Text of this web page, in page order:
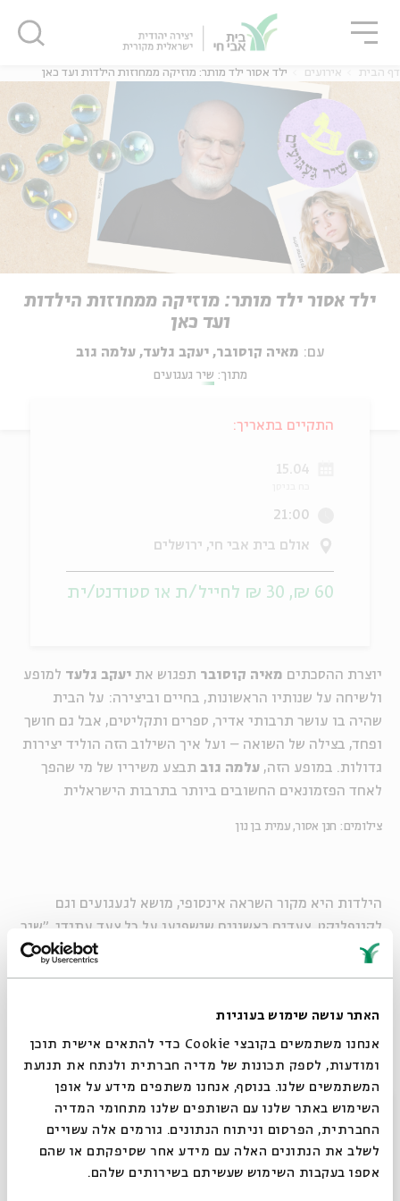
האתר עושה שימוש בעוגיות
אנחנו משתמשים בקובצי Cookie כדי להתאים אישית תוכן
ומודעות, לספק תכונות של מדיה חברתית ולנתח את תנועת
המשתמשים שלנו. בנוסף, אנחנו משתפים מידע על אופן
השימוש באתר שלנו עם השותפים שלנו מתחומי המדיה
החברתית, הפרסום וניתוח הנתונים. גורמים אלה עשויים
לשלב את הנתונים האלה עם מידע אחר שסיפקתם או שהם
אספו בעקבות השימוש שעשיתם בשירותים שלהם.
דף הבית אירועים ילד אסור ילד מותר: מוזיקה ממחוזות הילדות ועד כאן
ילד אסור ילד מותר: מוזיקה ממחוזות הילדות
ועד כאן
עם: מאיה קוסובר, יעקב גלעד, עלמה גוב
מתוך: שיר געגועים
יוצרת ההסכתים מאיה קוסובר תפגוש את יעקב גלעד למופע
ולשיחה על שנותיו הראשונות, בחיים וביצירה: על הבית
שהיה בו עושר תרבותי אדיר, ספרים ותקליטים, אבל גם חושך
ופחד, בצילה של השואה – ועל איך השילוב הזה הוליד יצירות
גדולות. במופע הזה, עלמה גוב תבצע משיריו של מי שהפך
לאחד הפזמונאים החשובים ביותר בתרבות הישראלית
צילומים: חנן אסור, עמית בן נון
הילדות היא מקור השראה אינסופי, מושא לגעגועים וגם
לקונפליקט, צעדים ראשונים שישפיעו על כל צעד עתידי. "שיר
געגועים" היא סדרה של מפגשים מוזיקליים בבית אבי חי,
ניהול אמנותי: אבישי חורי | הפקה: מיכל אטיאס
שיתוף הוספה ליומן הרשמה לאירועים דומים
תגיות: מוזיקה דניאלה ספקטור יזהר אשדות הופעה חיה זיכרון ילדות
ביצוע הופעה חיה
התקיים בתאריך:
15.04
21:00
אולם בית אבי חי, ירושלים
60 ₪, 30 ₪ לחייל/ת או סטודנט/ית
סגור
סגור